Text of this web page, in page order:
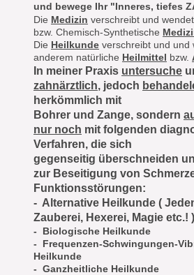
und bewege Ihr "Inneres, tiefes
Die Medizin verschreibt und wendet
bzw. Chemisch-Synthetische
Die Heilkunde verschreibt und und
anderem natürliche Heilmittel bzw.
In meiner Praxis untersuche
zahnärztlich, jedoch
herkömmlich mit
Bohrer und Zange, sondern
nur noch mit folgenden
Verfahren, die sich
gegenseitig überschneiden
zur Beseitigung von
Funktionsstörungen:
- Alternative Heilkunde (
Zauberei, Hexerei, Magie etc.! )
- Biologische Heilkunde
- Frequenzen-Schwingungen-
Heilkunde
- Ganzheitliche Heilkunde